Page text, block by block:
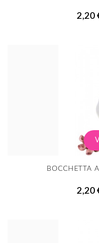
2,20
BOCCHETTA
2,20